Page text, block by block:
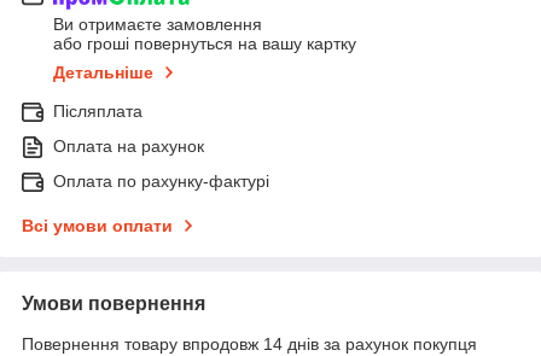
Ви отримаєте замовлення
або гроші повернуться на вашу картку
Детальніше
Післяплата
Оплата на рахунок
Оплата по рахунку-фактурі
Всі умови оплати
Умови повернення
Повернення товару впродовж 14 днів за рахунок покупця